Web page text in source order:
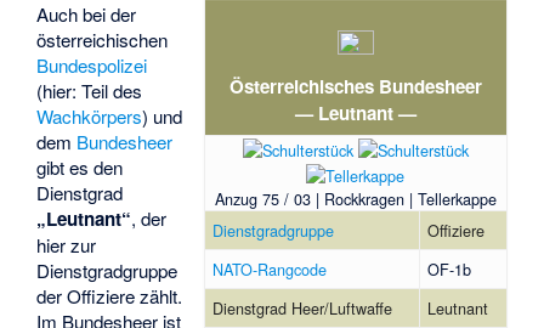
Österreichisches Bundesheer
— Leutnant —
Anzug 75 / 03 | Rockkragen | Tellerkappe
Dienstgradgruppe
Offiziere
NATO-Rangcode
OF-1b
Dienstgrad Heer/Luftwaffe
Leutnant
Auch bei der
österreichischen
Bundespolizei
(hier: Teil des
Wachkörpers) und
dem Bundesheer
gibt es den
Dienstgrad
„Leutnant“, der
hier zur
Dienstgradgruppe
der Offiziere zählt.
Im Bundesheer ist